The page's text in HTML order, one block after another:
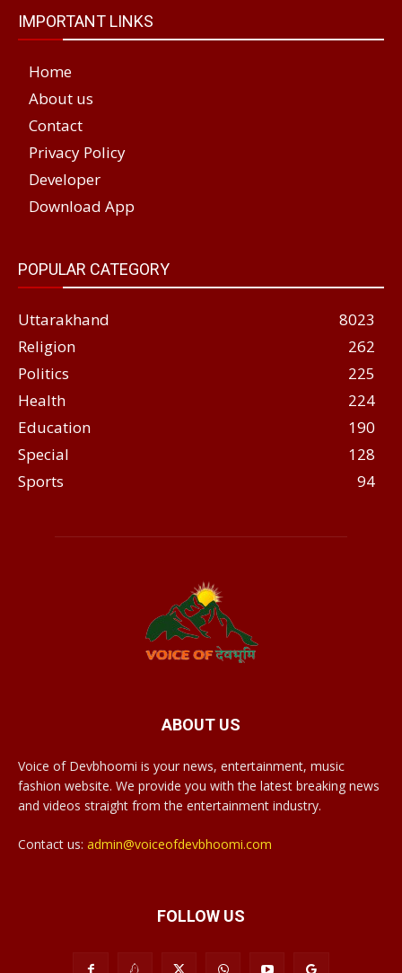
IMPORTANT LINKS
Home
About us
Contact
Privacy Policy
Developer
Download App
POPULAR CATEGORY
Uttarakhand
8023
Religion
262
Politics
225
Health
224
Education
190
Special
128
Sports
94
ABOUT US
Voice of Devbhoomi is your news, entertainment, music
fashion website. We provide you with the latest breaking news
and videos straight from the entertainment industry.
Contact us: admin@voiceofdevbhoomi.com
FOLLOW US